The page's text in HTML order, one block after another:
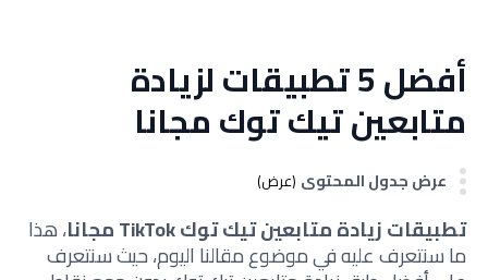
أفضل 5 تطبيقات لزيادة
متابعين تيك توك مجانا
عرض جدول المحتوى (عرض)
تطبيقات زيادة متابعين تيك توك TikTok مجانا ، هذا
ما سنتعرف عليه في موضوع مقالنا اليوم، حيث سنتعرف